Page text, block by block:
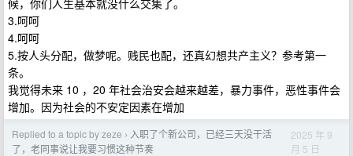
候，你们人生基本就没什么交集了。
3.呵呵
4.呵呵
5.按人头分配，做梦呢。贱民也配，还真幻想共产主义？参考第一
条。
我觉得未来 10 ，20 年社会治安会越来越差，暴力事件，恶性事件会
增加。因为社会的不安定因素在增加
Replied to a topic by zeze › 入职了个新公司，已经三天没干活
了，老同事说让我要习惯这种节奏
2025 年 9
月 5 日